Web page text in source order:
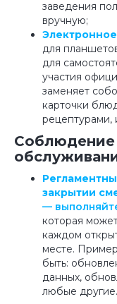
заведения
вручную;
для
для
участия
заменяет
карточки
рецептурами,
Соблюдение
закрытии
—
которая
каждом
месте.
быть:
данных,
любые другие.